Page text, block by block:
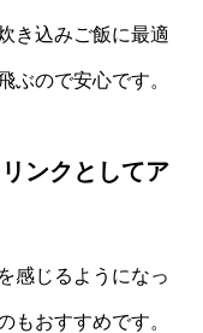
き込みご飯に最適
ぶので安心です。
ンクとしてア
感じるようになっ
もおすすめです。